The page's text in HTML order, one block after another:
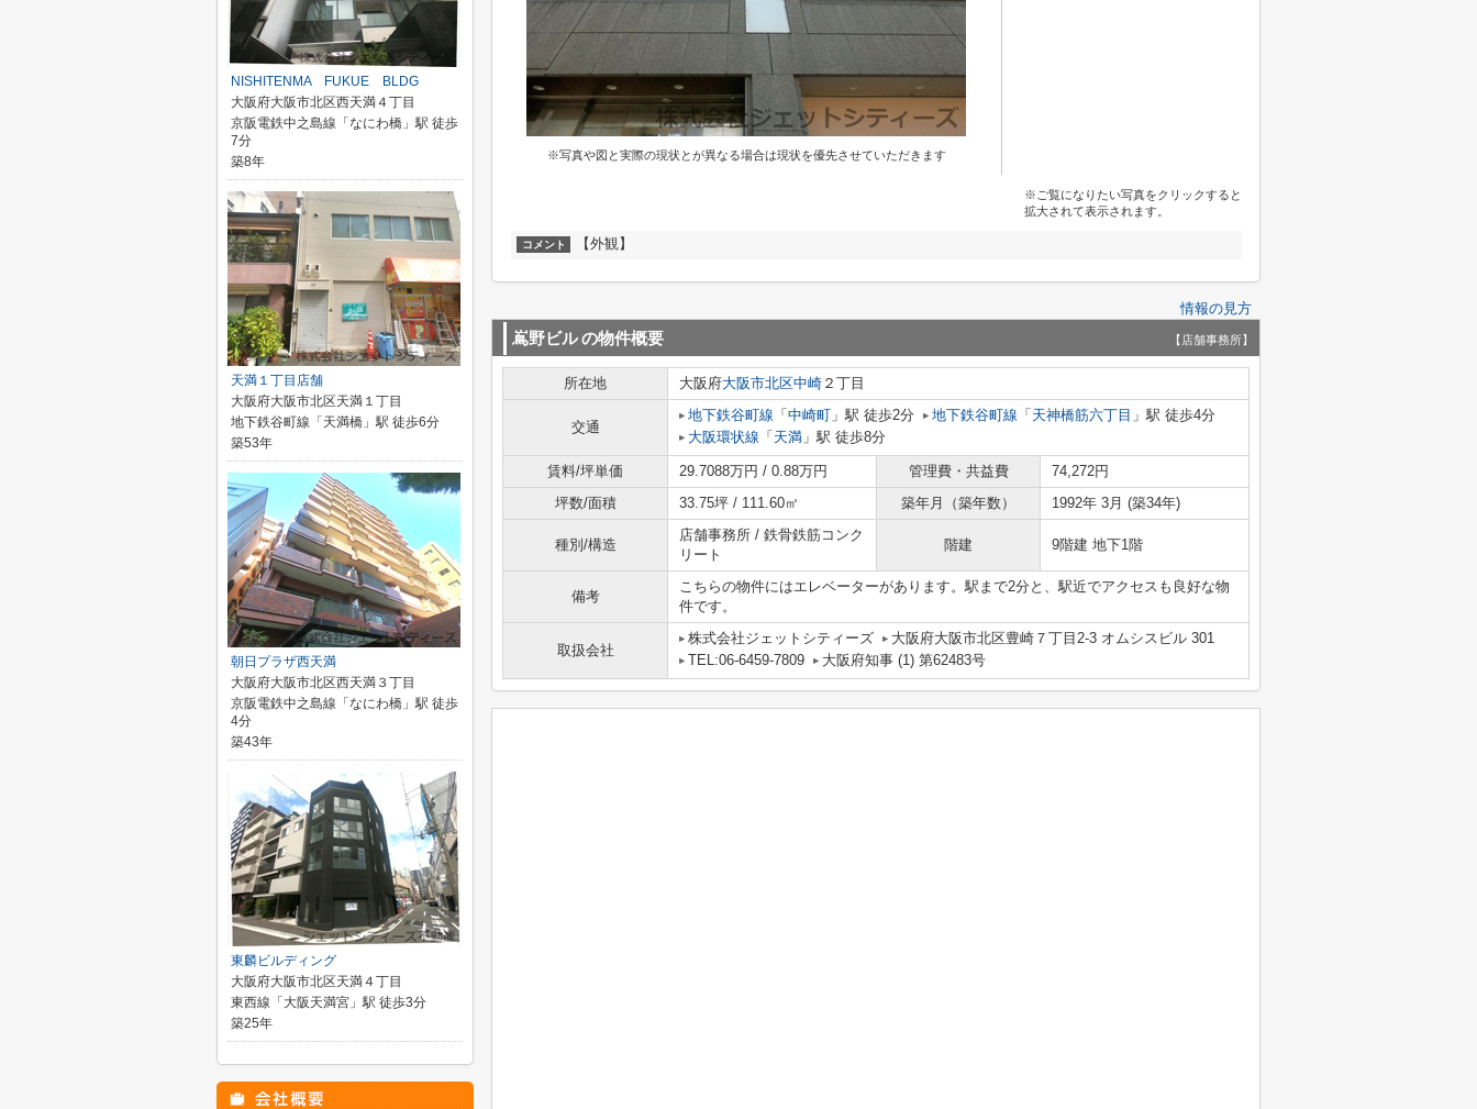
※写真や図と実際の現状とが異なる場合は現状を優先させていただきます
※ご覧になりたい写真をクリックすると
拡大されて表示されます。
コメント 【外観】
情報の見方
嶌野ビルの物件概要 【店舗事務所】
所在地 大阪府大阪市北区中崎 ２丁目
交通
地下鉄谷町線 「 中崎町 」駅 徒歩2分 地下鉄谷町線 「 天神橋筋六丁目 」駅 徒歩4分
大阪環状線 「 天満 」駅 徒歩8分
賃料/坪単価 29.7088万円 / 0.88万円 管理費・共益費
74,272円
坪数/面積
33.75坪 / 111.60㎡ 築年月（築年数） 1992年 3月 (築34年)
種別/構造
店舗事務所 / 鉄骨鉄筋コンク
リート
階建 9階建 地下1階
備考
こちらの物件にはエレベーターがあります。駅まで2分と、駅近でアクセスも良好な物
件です。
取扱会社
株式会社ジェットシティーズ
大阪府大阪市北区豊崎７丁目2-3 オムシスビル 301
TEL:06-6459-7809
大阪府知事 (1) 第62483号
NISHITENMA FUKUE BLDG
大阪府大阪市北区西天満４丁目
京阪電鉄中之島線「なにわ橋」駅 徒歩
7分
築8年
天満１丁目店舗
大阪府大阪市北区天満１丁目
地下鉄谷町線「天満橋」駅 徒歩6分
築53年
朝日プラザ西天満
大阪府大阪市北区西天満３丁目
京阪電鉄中之島線「なにわ橋」駅 徒歩
4分
築43年
東麟ビルディング
大阪府大阪市北区天満４丁目
東西線「大阪天満宮」駅 徒歩3分
築25年